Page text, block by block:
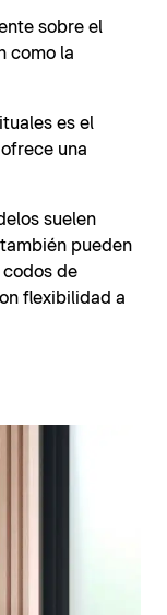
sobre el
como la
es el
una
suelen
pueden
de
flexibilidad a